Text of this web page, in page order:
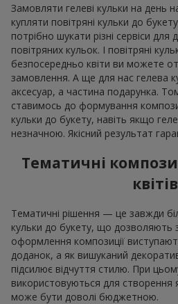
Замовляти гелеві кульки на день
купляти повітряні кульки до
потрібно шукати різні сервіси для
повітряних кульок. І повітряні
безпосередньо квіти ви можете
замовлення. А ще для нас гелева
аксесуар, а частина подарунка.
ставимось до формування
кульки до букету, навіть якщо
незначною. Якісний результат
Тематичні
квітів
Тематичні рішення — це завжди
кульки до букету, що дозволяють
оформлення композиції
доданок, а як вишуканий
підсилює відчуття стилю. При
використовуються для створення
може бути доволі бюджетною.